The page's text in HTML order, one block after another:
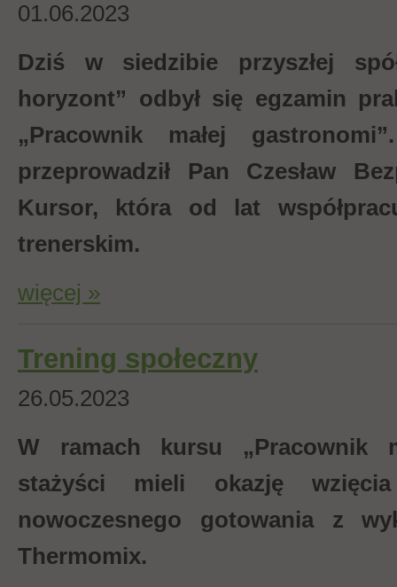
01.06.2023
Dziś w siedzibie przyszłej
horyzont” odbył się egzamin
„Pracownik małej
przeprowadził Pan Czesław
Kursor, która od lat
trenerskim.
więcej »
Trening społeczny
26.05.2023
W ramach kursu „Pracownik
stażyści mieli okazję
nowoczesnego gotowania z
Thermomix.